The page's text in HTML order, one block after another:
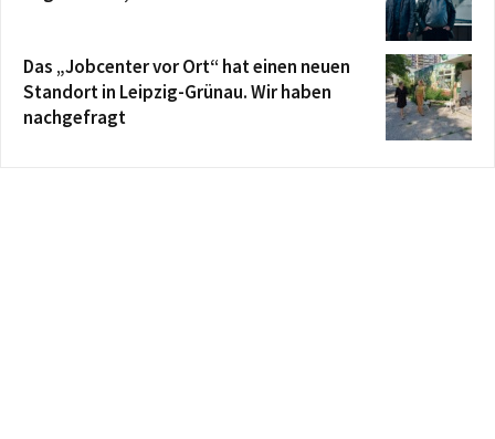
Das „Jobcenter vor Ort“ hat einen neuen
Standort in Leipzig-Grünau. Wir haben
nachgefragt